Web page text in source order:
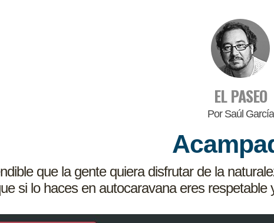
EL PASEO
Por Saúl García
que la gente quiera disfrutar de la
si lo haces en autocaravana eres